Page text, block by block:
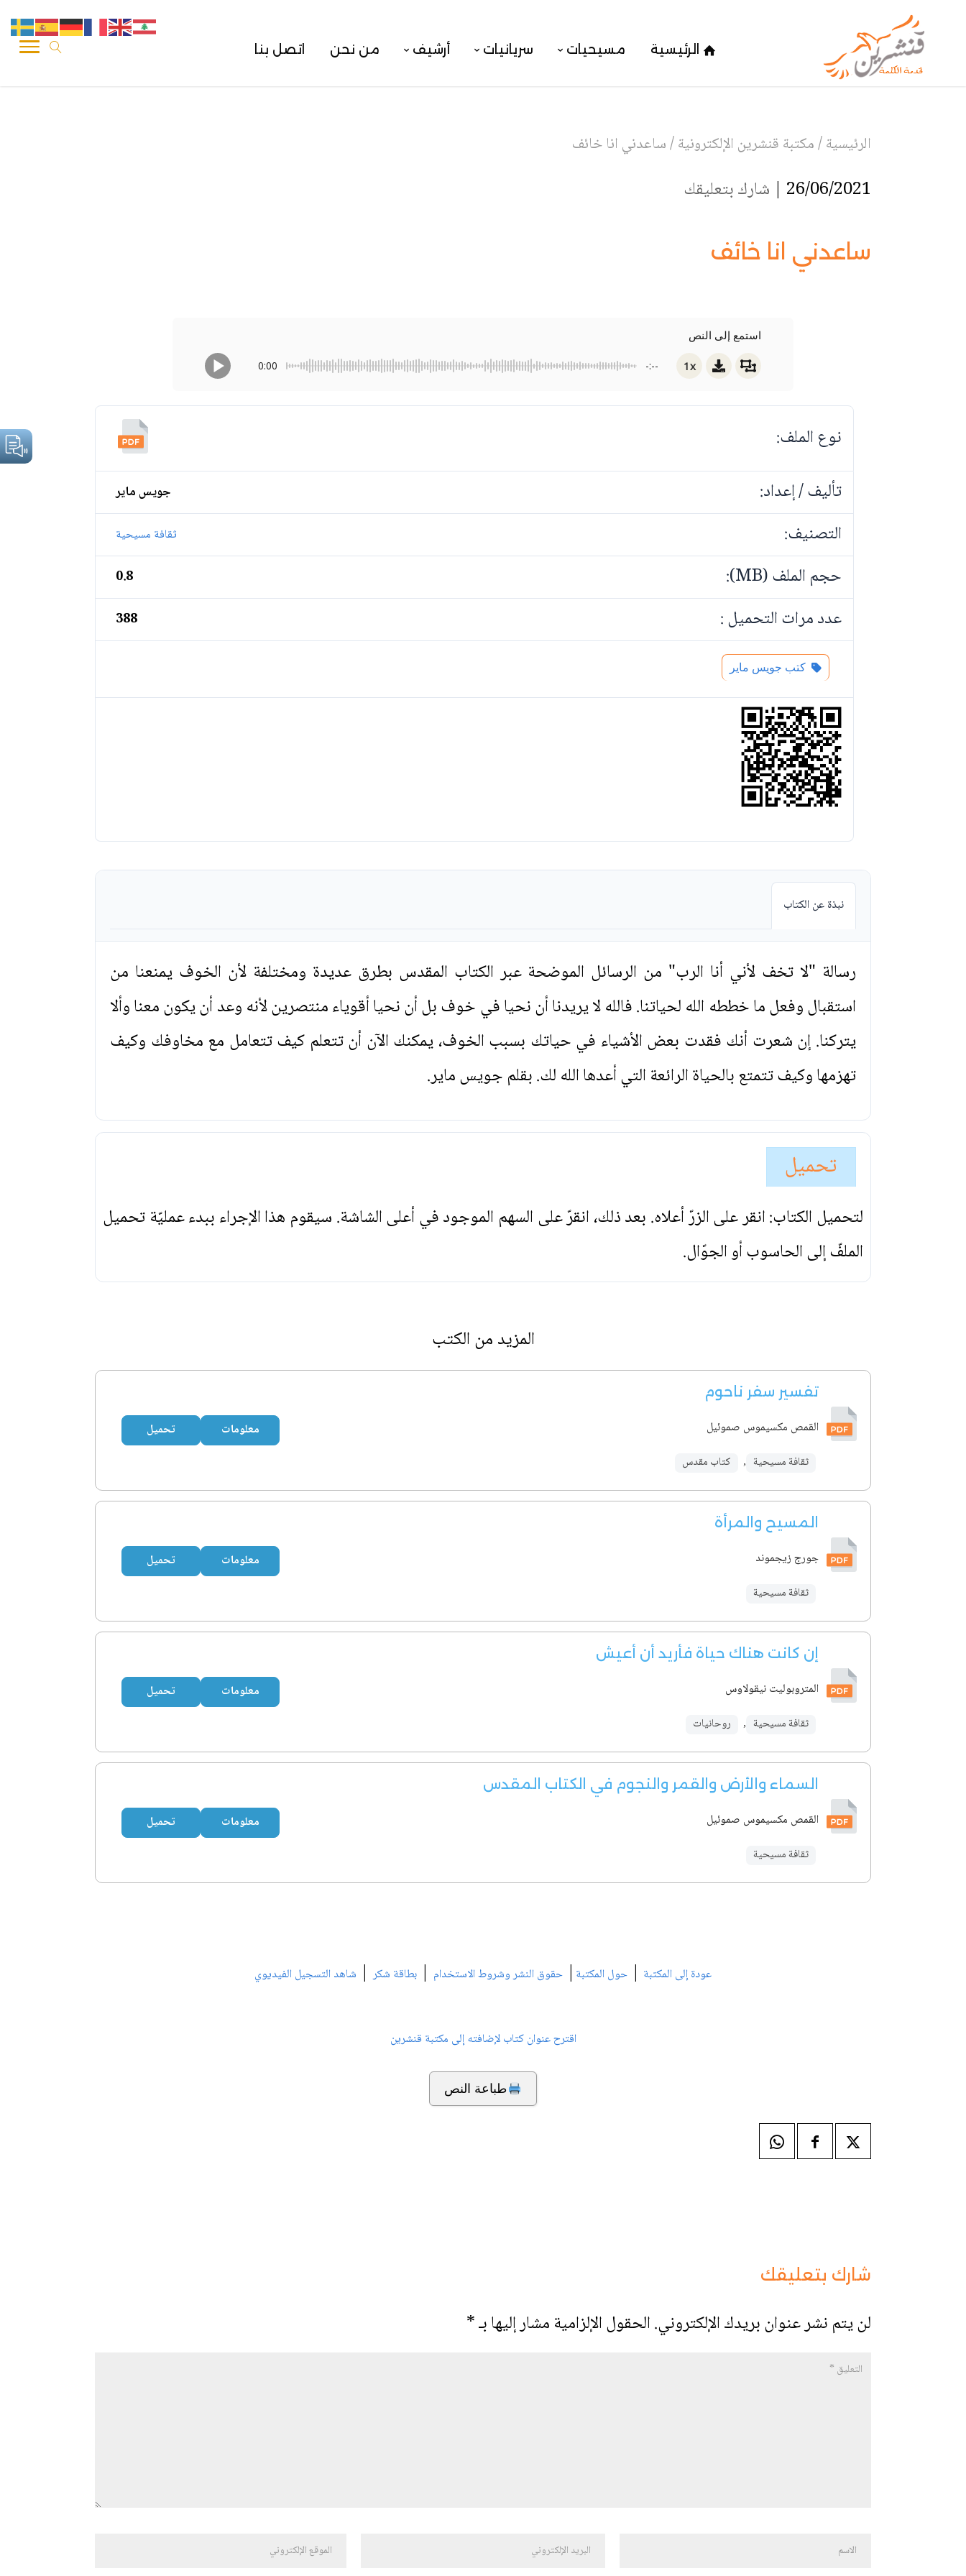
الرئيسية مسيحيات سريانيات أرشيف من نحن اتصل بنا
الرئيسية/مكتبة قنشرين الإلكترونية/ساعدني انا خائف
26/06/2021 | شارك بتعليقك
ساعدني انا خائف
استمع إلى النص
0:00 -:-- 1x
نوع الملف:
تأليف / إعداد:
جويس ماير
التصنيف: ثقافة مسيحية
حجم الملف (MB): 0.8
عدد مرات التحميل : 388
كتب جويس ماير
نبذة عن الكتاب
رسالة "لا تخف لأني أنا الرب" من الرسائل الموضحة عبر الكتاب المقدس بطرق عديدة ومختلفة لأن الخوف يمنعنا من
استقبال وفعل ما خططه الله لحياتنا. فالله لا يريدنا أن نحيا في خوف بل أن نحيا أقوياء منتصرين لأنه وعد أن يكون معنا وألا
يتركنا. إن شعرت أنك فقدت بعض الأشياء في حياتك بسبب الخوف، يمكنك الآن أن تتعلم كيف تتعامل مع مخاوفك وكيف
تهزمها وكيف تتمتع بالحياة الرائعة التي أعدها الله لك. بقلم جويس ماير.
تحميل
لتحميل الكتاب: انقر على الزرّ أعلاه. بعد ذلك، انقرّ على السهم الموجود في أعلى الشاشة. سيقوم هذا الإجراء ببدء عمليّة تحميل
الملفّ إلى الحاسوب أو الجوّال.
المزيد من الكتب
تفسير سفر ناحوم
القمص مكسيموس صموئيل
ثقافة مسيحية , كتاب مقدس
معلومات تحميل
المسيح والمرأة
جورج زيجموند
ثقافة مسيحية
معلومات تحميل
إن كانت هناك حياة فأريد أن أعيش
المتروبوليت نيقولاوس
ثقافة مسيحية , روحانيات
معلومات تحميل
السماء والأرض والقمر والنجوم في الكتاب المقدس
القمص مكسيموس صموئيل
ثقافة مسيحية
معلومات تحميل
عودة إلى المكتبة | حول المكتبة | حقوق النشر وشروط الاستخدام | بطاقة شكر| شاهد التسجيل الفيديوي
اقترح عنوان كتاب لإضافته إلى مكتبة قنشرين
طباعة النص
شارك بتعليقك
لن يتم نشر عنوان بريدك الإلكتروني.الحقول الإلزامية مشار إليها بـ*